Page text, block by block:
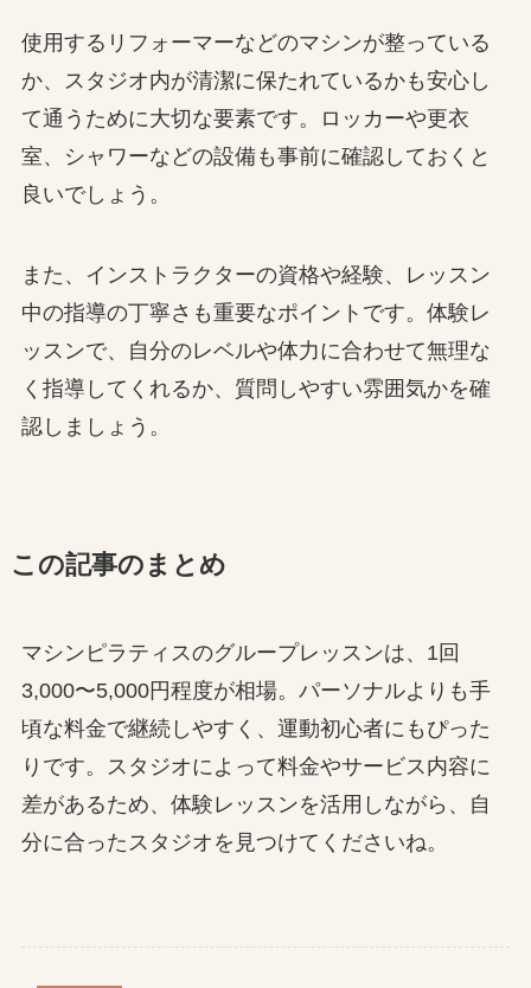
使用するリフォーマーなどのマシンが整っている
か、スタジオ内が清潔に保たれているかも安心し
て通うために大切な要素です。ロッカーや更衣
室、シャワーなどの設備も事前に確認しておくと
良いでしょう。
また、インストラクターの資格や経験、レッスン
中の指導の丁寧さも重要なポイントです。体験レ
ッスンで、自分のレベルや体力に合わせて無理な
く指導してくれるか、質問しやすい雰囲気かを確
認しましょう。
この記事のまとめ
マシンピラティスのグループレッスンは、1回
3,000〜5,000円程度が相場。パーソナルよりも手
頃な料金で継続しやすく、運動初心者にもぴった
りです。スタジオによって料金やサービス内容に
差があるため、体験レッスンを活用しながら、自
分に合ったスタジオを見つけてくださいね。